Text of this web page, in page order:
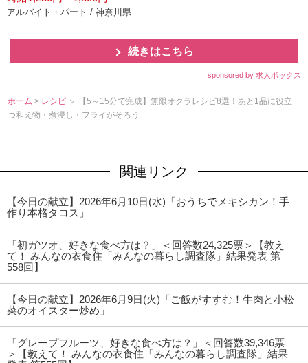
アルバイト・パート / 神奈川県
続きはこちら
sponsored by 求人ボックス
ホーム > レシピ ＞ 【5～15分で完成】無限オクラレシピ8選！あと1品に役立
つ和え物・煮浸し・フライがそろう
関連リンク
【今日の献立】2026年6月10日(水)「おうちでメキシカン！手
作り本格タコス」
「初ガツオ、好きな食べ方は？」＜回答数24,325票＞【教え
て！ みんなの衣食住「みんなの暮らし調査隊」結果発表 第
558回】
【今日の献立】2026年6月9日(火)「ご飯がすすむ！牛肉と小松
菜のオイスター炒め」
「グレープフルーツ、好きな食べ方は？」＜回答数39,346票
＞【教えて！ みんなの衣食住「みんなの暮らし調査隊」結果